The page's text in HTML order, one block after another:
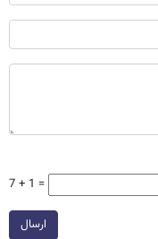
7 + 1 =
ارسال